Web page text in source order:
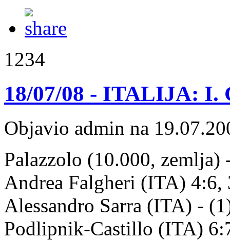
1234
18/07/08 - ITALIJA: I.
Objavio admin na
Palazzolo (10.000,
Andrea Falgheri (ITA)
Alessandro Sarra (ITA) -
Podlipnik-Castillo (ITA)